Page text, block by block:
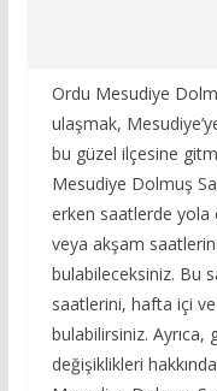
Ordu Mesudiye
ulaşmak,
bu güzel ilçesine
Mesudiye Dolmuş
erken saatlerde yola
veya akşam
bulabileceksiniz. Bu
saatlerini, hafta içi
bulabilirsiniz. Ayrıca,
değişiklikleri